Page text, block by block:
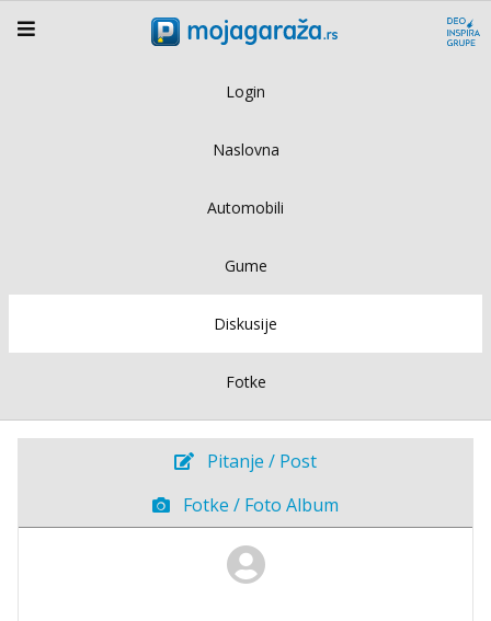
Login
Naslovna
Automobili
Gume
Diskusije
Fotke
Pitanje / Post
Fotke / Foto Album